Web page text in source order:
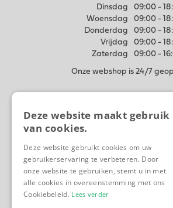
Dinsdag
09:00 -
Woensdag
09:00 -
Donderdag
09:00 -
Vrijdag
09:00 -
Zaterdag
09:00 -
Onze webshop is 24/7
Algemene voorwaarden
Disclaimer
Contact
Ons tuincentrum
Deze website maakt gebruik
van cookies.
Deze website gebruikt cookies om uw
gebruikerservaring te verbeteren. Door
onze website te gebruiken, stemt u in met
alle cookies in overeenstemming met ons
Cookiebeleid. Lees verder